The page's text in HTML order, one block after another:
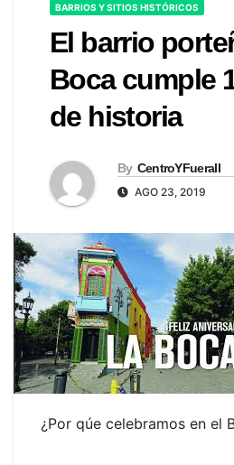
BARRIOS Y SITIOS HISTÓRICOS
El barrio
Boca cumple
de historia
By CentroYFueraII
AGO 23, 2019
¿Por qúe celebramos en el